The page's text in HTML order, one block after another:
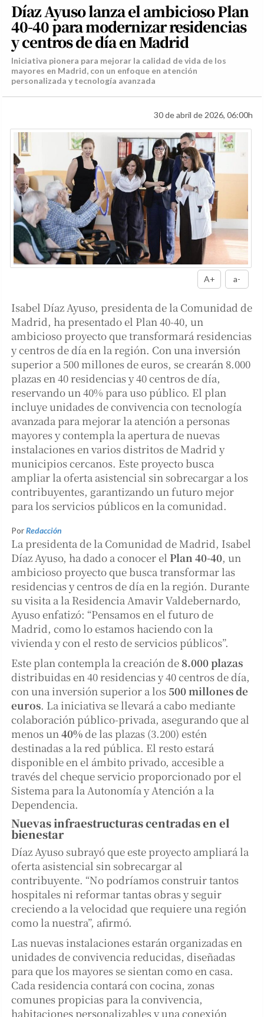
Díaz Ayuso lanza el ambicioso Plan
40-40 para modernizar residencias
y centros de día en Madrid
Iniciativa pionera para mejorar la calidad de vida de los
mayores en Madrid, con un enfoque en atención
personalizada y tecnología avanzada
30 de abril de 2026, 06:00h
A+ a-
Isabel Díaz Ayuso, presidenta de la Comunidad de
Madrid, ha presentado el Plan 40-40, un
ambicioso proyecto que transformará residencias
y centros de día en la región. Con una inversión
superior a 500 millones de euros, se crearán 8.000
plazas en 40 residencias y 40 centros de día,
reservando un 40% para uso público. El plan
incluye unidades de convivencia con tecnología
avanzada para mejorar la atención a personas
mayores y contempla la apertura de nuevas
instalaciones en varios distritos de Madrid y
municipios cercanos. Este proyecto busca
ampliar la oferta asistencial sin sobrecargar a los
contribuyentes, garantizando un futuro mejor
para los servicios públicos en la comunidad.
PorRedacción
La presidenta de la Comunidad de Madrid, Isabel
Díaz Ayuso, ha dado a conocer el Plan 40-40, un
ambicioso proyecto que busca transformar las
residencias y centros de día en la región. Durante
su visita a la Residencia Amavir Valdebernardo,
Ayuso enfatizó: “Pensamos en el futuro de
Madrid, como lo estamos haciendo con la
vivienda y con el resto de servicios públicos”.
Este plan contempla la creación de 8.000 plazas
distribuidas en 40 residencias y 40 centros de día,
con una inversión superior a los 500 millones de
euros. La iniciativa se llevará a cabo mediante
colaboración público-privada, asegurando que al
menos un40%de las plazas (3.200) estén
destinadas a la red pública. El resto estará
disponible en el ámbito privado, accesible a
través del cheque servicio proporcionado por el
Sistema para la Autonomía y Atención a la
Dependencia.
Nuevas infraestructuras centradas en el
bienestar
Díaz Ayuso subrayó que este proyecto ampliará la
oferta asistencial sin sobrecargar al
contribuyente. “No podríamos construir tantos
hospitales ni reformar tantas obras y seguir
creciendo a la velocidad que requiere una región
como la nuestra”, afirmó.
Las nuevas instalaciones estarán organizadas en
unidades de convivencia reducidas, diseñadas
para que los mayores se sientan como en casa.
Cada residencia contará con cocina, zonas
comunes propicias para la convivencia,
habitaciones personalizables y una conexión